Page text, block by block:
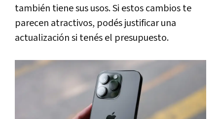
también tiene sus usos. Si estos cambios te
parecen atractivos, podés justificar una
actualización si tenés el presupuesto.